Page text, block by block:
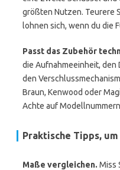
größten Nutzen. Teurere
lohnen sich, wenn du die
Passt das Zubehör
die Aufnahmeeinheit, den
den
Braun, Kenwood oder
Achte auf
Praktische Tipps,
Maße vergleichen. Miss